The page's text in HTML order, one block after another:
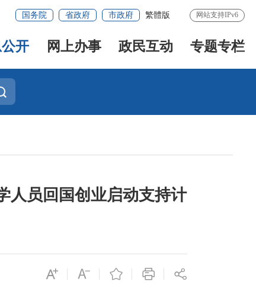
国务院 省政府 市政府 繁體版 网站支持IPv6
开 网上办事 政民互动 专题专栏
人员回国创业启动支持计